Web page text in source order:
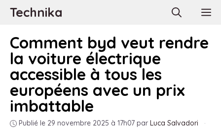
AllerTechnika
Comment byd veut rendre
la voiture électrique
accessible à tous les
européens avec un prix
imbattable
Publié le 29 novembre 2025 à 17h07 par Luca Salvadori
·